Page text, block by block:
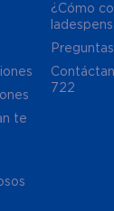
te
¿Cómo
722